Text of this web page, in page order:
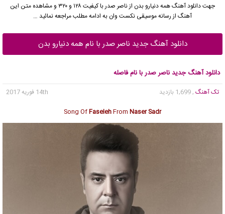
جهت دانلود آهنگ همه دنیارو بدن ازناصر صدر
با کیفیت ۱۲۸ و ۳۲۰ و مشاهده متن این
آهنگ از رسانه موسیقی نکست وان به ادامه مطلب مراجعه نمائید …
دانلود آهنگ جدید ناصر صدر با نام همه دنیارو بدن
دانلود آهنگ جدید ناصر صدر با نام فاصله
تک آهنگ , 1,699 بازدید
14th فوریه 2017
Song OfFaselehFrom Naser Sadr